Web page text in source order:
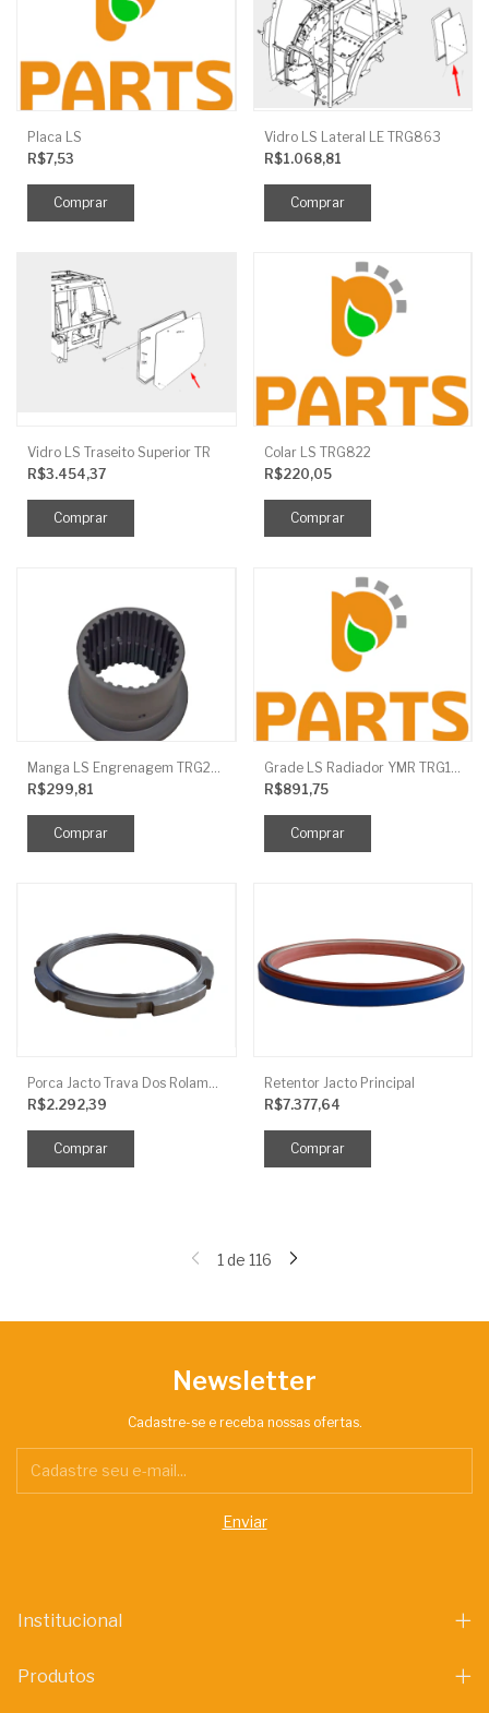
Placa LS
R$7,53
Vidro LS Lateral LE TRG863
R$1.068,81
Vidro LS Traseito Superior TR
R$3.454,37
Colar LS TRG822
R$220,05
R$299,81
R$891,75
R$2.292,39
Retentor Jacto Principal
R$7.377,64
1 de 116
Newsletter
Cadastre-se e receba nossas ofertas.
Institucional
Produtos